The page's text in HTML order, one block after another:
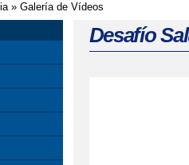
» Galería de Vídeos
Desafío